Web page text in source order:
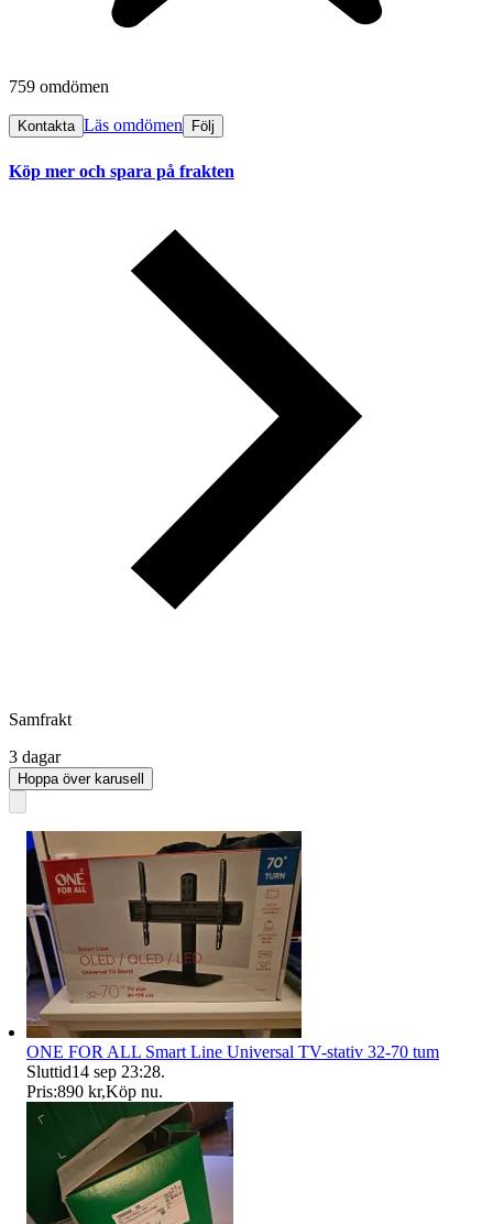
759 omdömen
Kontakta Läs omdömen Följ
Köp mer och spara på frakten
Samfrakt
3 dagar
Hoppa över karusell
ONE FOR ALL Smart Line Universal TV-stativ 32-70 tum
Sluttid14 sep 23:28.
Pris:890 kr,Köp nu.